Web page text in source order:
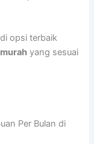
opsi terbaik
yang sesuai
Per Bulan di